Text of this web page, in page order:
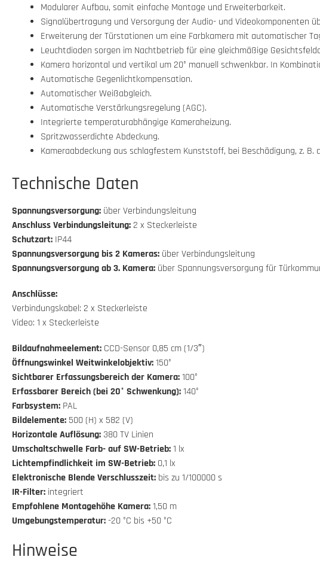
Modularer Aufbau, somit einfache Montage und Erweiterbarkeit.
Signalübertragung und Versorgung der Audio- und Videokomponenten
Erweiterung der Türstationen um eine Farbkamera mit automatischer
Leuchtdioden sorgen im Nachtbetrieb für eine gleichmäßige
Kamera horizontal und vertikal um 20° manuell schwenkbar. In
Automatische Gegenlichtkompensation.
Automatischer Weißabgleich.
Automatische Verstärkungsregelung (AGC).
Integrierte temperaturabhängige Kameraheizung.
Spritzwasserdichte Abdeckung.
Kameraabdeckung aus schlagfestem Kunststoff, bei Beschädigung, z. B.
Technische Daten
Spannungsversorgung: über Verbindungsleitung
Anschluss Verbindungsleitung: 2 x Steckerleiste
Schutzart: IP44
Spannungsversorgung bis 2 Kameras: über Verbindungsleitung
Spannungsversorgung ab 3. Kamera: über Spannungsversorgung für
Anschlüsse:
Verbindungskabel: 2 x Steckerleiste
Video: 1 x Steckerleiste
Bildaufnahmeelement: CCD-Sensor 0,85 cm (1/3″)
Öffnungswinkel Weitwinkelobjektiv:150°
Sichtbarer Erfassungsbereich der Kamera:100°
Erfassbarer Bereich (bei 20° Schwenkung):140°
Farbsystem: PAL
Bildelemente: 500 (H) x 582 (V)
Horizontale Auflösung: 380 TV Linien
Umschaltschwelle Farb- auf SW-Betrieb:1 lx
Lichtempfindlichkeit im SW-Betrieb: 0,1 lx
Elektronische Blende Verschlusszeit: bis zu 1/100000 s
IR-Filter: integriert
Empfohlene Montagehöhe Kamera:1,50 m
Umgebungstemperatur:-20 °C bis +50 °C
Hinweise